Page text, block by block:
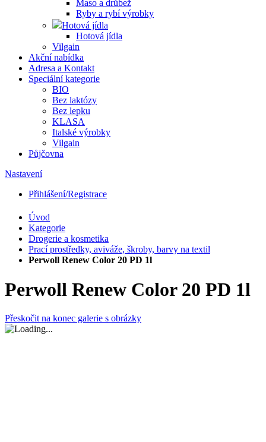
Maso a drůbež
Ryby a rybí výrobky
Hotová jídla
Hotová jídla
Vilgain
Akční nabídka
Adresa a Kontakt
Speciální kategorie
BIO
Bez laktózy
Bez lepku
KLASA
Italské výrobky
Vilgain
Půjčovna
Nastavení
Přihlášení/Registrace
Úvod
Kategorie
Drogerie a kosmetika
Prací prostředky, aviváže, škroby, barvy na textil
Perwoll Renew Color 20 PD 1l
Perwoll Renew Color 20 PD 1l
Přeskočit na konec galerie s obrázky